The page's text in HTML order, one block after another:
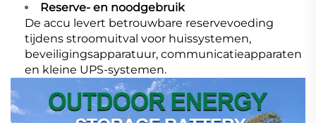
Reserve- en noodgebruik
De accu levert betrouwbare reservevoeding
tijdens stroomuitval voor huissystemen,
beveiligingsapparatuur, communicatieapparaten
en kleine UPS-systemen.